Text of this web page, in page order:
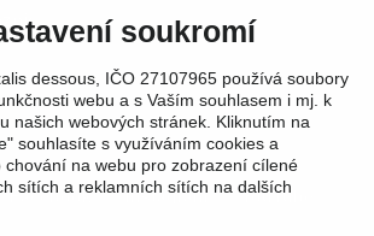
Facebook | Instagram | YouTube
soukromí
dessous, IČO 27107965 používá soubory
webu a s Vaším souhlasem i mj. k
našich webových stránek. Kliknutím na
souhlasíte s využíváním cookies a
chování na webu pro zobrazení cílené
sítích a reklamních sítích na dalších